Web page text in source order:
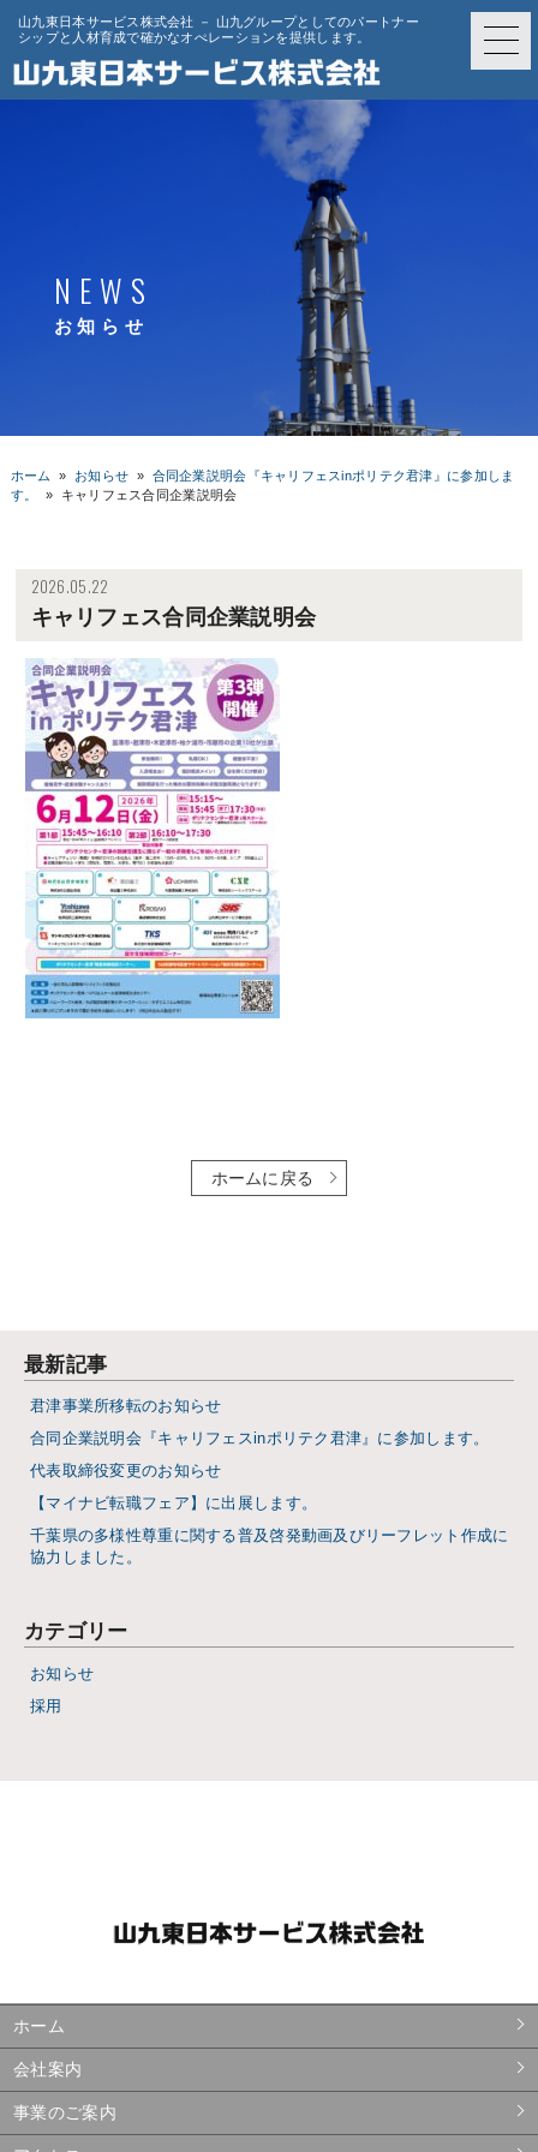
山九東日本サービス株式会社 － 山九グループとしてのパートナー
シップと人材育成で確かなオぺレーションを提供します。
NEWS
お知らせ
ホーム » お知らせ » 合同企業説明会『キャリフェスinポリテク君津』に参加しま
す。
» キャリフェス合同企業説明会
2026.05.22
キャリフェス合同企業説明会
ホームに戻る
最新記事
君津事業所移転のお知らせ
合同企業説明会『キャリフェスinポリテク君津』に参加します。
代表取締役変更のお知らせ
【マイナビ転職フェア】に出展します。
千葉県の多様性尊重に関する普及啓発動画及びリーフレット作成に
協力しました。
カテゴリー
お知らせ
採用
ホーム
会社案内
事業のご案内